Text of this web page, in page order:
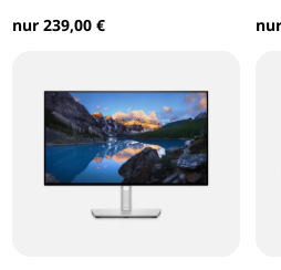
nur 239,00 €